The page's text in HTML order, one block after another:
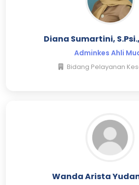
Diana Sumartini,
Adminkes Ahli
Bidang Pelayanan
Wanda Arista